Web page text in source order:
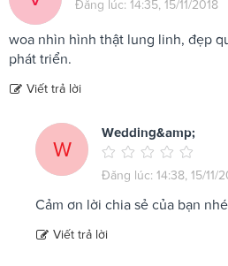
Đăng lúc: 14:35, 15/11/2018
woa nhìn hình thật lung linh, đẹp
phát triển.
Viết trả lời
W
Wedding&amp;
Đăng lúc: 14:38, 15/11/
Cảm ơn lời chia sẻ của bạn nhé
Viết trả lời